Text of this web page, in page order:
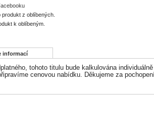
produkt z oblíbených.
k oblíbeným.
informací
tohoto titulu bude kalkulována
cenovou nabídku. Děkujeme za